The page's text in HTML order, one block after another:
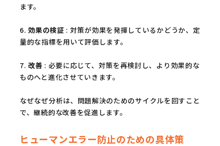
ます。
6.効果の検証 : 対策が効果を発揮しているかどうか、定
量的な指標を用いて評価します。
7. 改善 : 必要に応じて、対策を再検討し、より効果的な
ものへと進化させていきます。
なぜなぜ分析は、問題解決のためのサイクルを回すこと
で、継続的な改善を促進します。
ヒューマンエラー防止のための具体策